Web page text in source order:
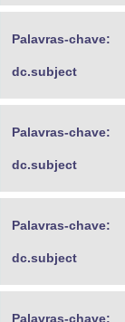
Palavras-chave:
dc.subject
Palavras-chave:
dc.subject
Palavras-chave:
dc.subject
Palavras-chave: